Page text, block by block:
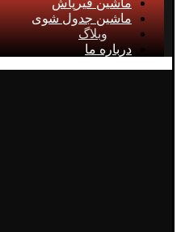
ماشین قیرپاش
ماشین جدول شوی
وبلاگ
درباره ما